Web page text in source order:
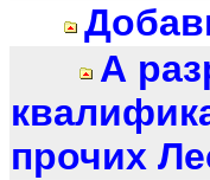
А
прочих